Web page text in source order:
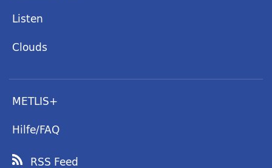
Listen
Clouds
METLIS+
Hilfe/FAQ
RSS Feed